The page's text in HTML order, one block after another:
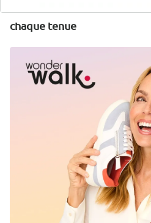
Découvrez la chaussure
chaque tenue